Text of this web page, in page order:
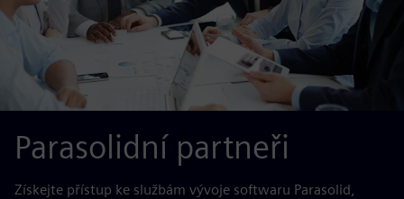
Parasolidní partneři
Získejte přístup ke službám vývoje softwaru Parasolid,